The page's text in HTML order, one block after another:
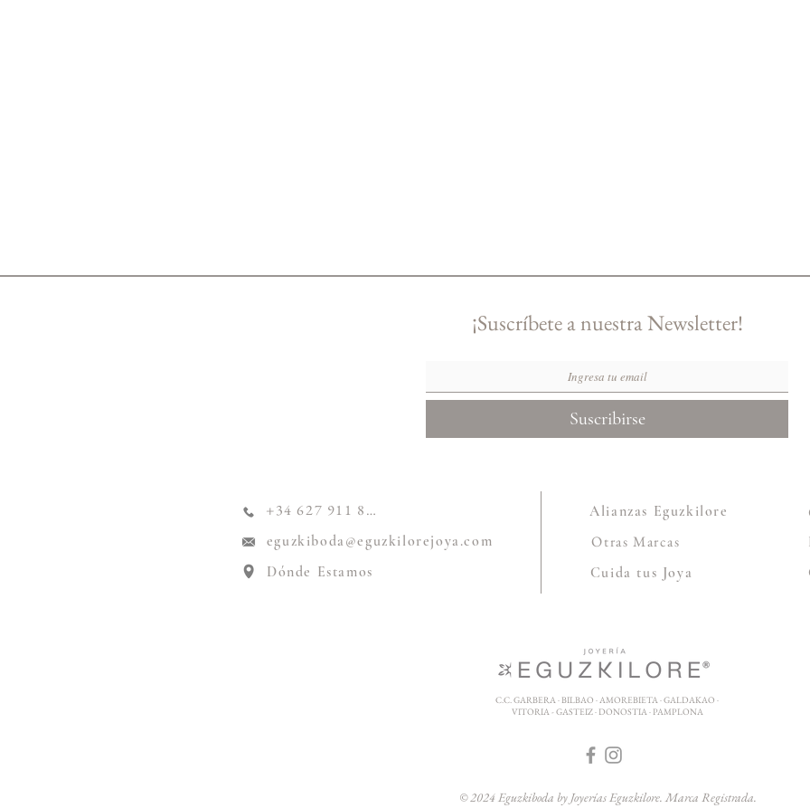
¡Suscríbete a nuestra Newsletter!
Suscribirse
+34 627 911 824
eguzkiboda@eguzkilorejoya.com
Dónde Estamos
Alianzas Eguzkilore
Otras Marcas
Cuida tus Joya
C.C. GARBERA · BILBAO · AMOREBIETA · GALDAKAO ·
VITORIA - GASTEIZ · DONOSTIA · PAMPLONA
© 2024 Eguzkiboda by Joyerías Eguzkilore. Marca Registrada.